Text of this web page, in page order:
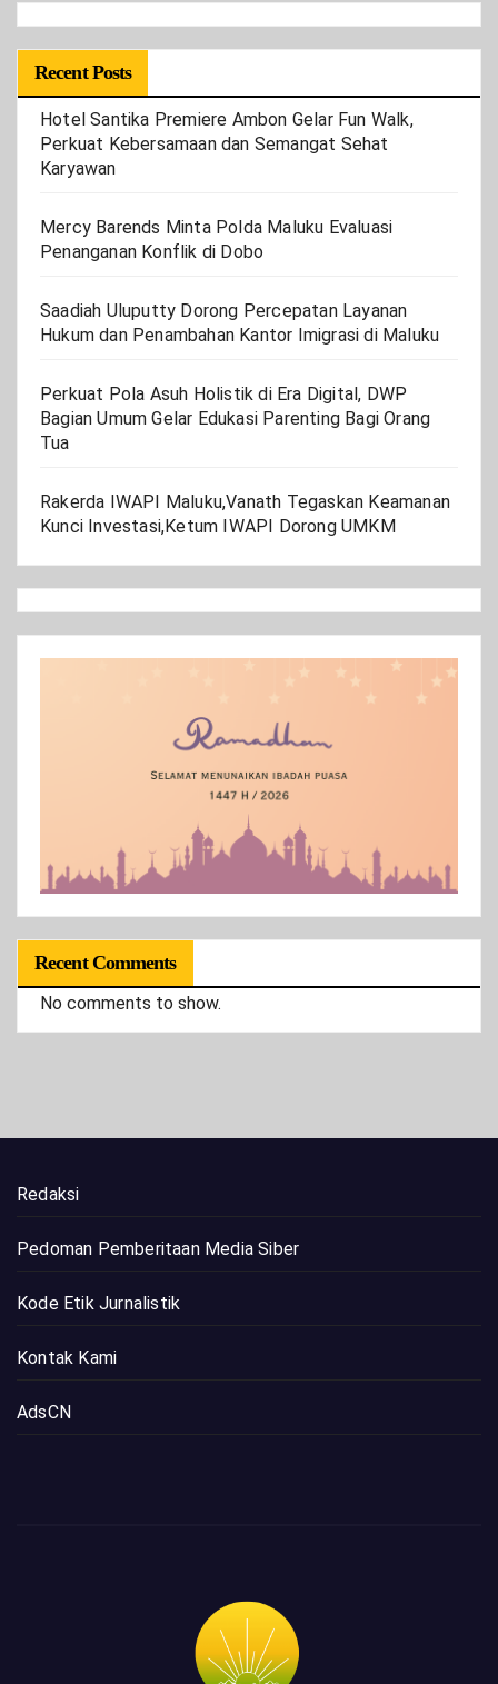
Recent Posts
Hotel Santika Premiere Ambon Gelar Fun Walk,
Perkuat Kebersamaan dan Semangat Sehat
Karyawan
Mercy Barends Minta Polda Maluku Evaluasi
Penanganan Konflik di Dobo
Saadiah Uluputty Dorong Percepatan Layanan
Hukum dan Penambahan Kantor Imigrasi di Maluku
Perkuat Pola Asuh Holistik di Era Digital, DWP
Bagian Umum Gelar Edukasi Parenting Bagi Orang
Tua
Rakerda IWAPI Maluku,Vanath Tegaskan Keamanan
Kunci Investasi,Ketum IWAPI Dorong UMKM
Recent Comments
No comments to show.
Redaksi
Pedoman Pemberitaan Media Siber
Kode Etik Jurnalistik
Kontak Kami
AdsCN